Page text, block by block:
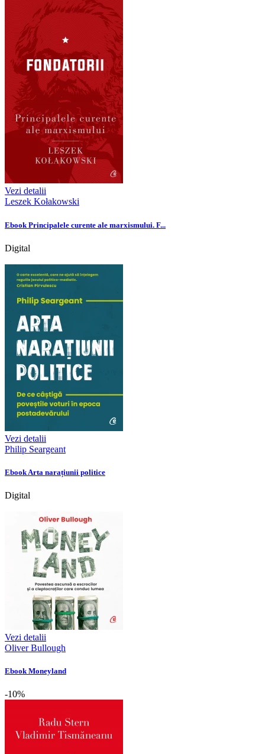
Vezi detalii
Leszek Kołakowski
Ebook Principalele curente ale marxismului. F...
Digital
Vezi detalii
Philip Seargeant
Ebook Arta narațiunii politice
Digital
Vezi detalii
Oliver Bullough
Ebook Moneyland
-10%